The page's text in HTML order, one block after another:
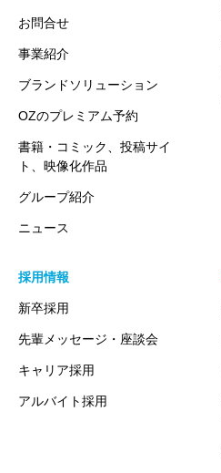
お問合せ
事業紹介
ブランドソリューション
OZのプレミアム予約
書籍・コミック、投稿サイ
ト、映像化作品
グループ紹介
ニュース
採用情報
新卒採用
先輩メッセージ・座談会
キャリア採用
アルバイト採用